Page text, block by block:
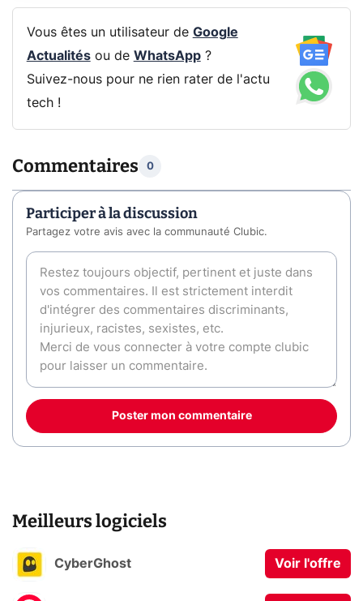
Vous êtes un utilisateur de Google
Actualitésou de WhatsApp?
Suivez-nous pour ne rien rater de l'actu
tech !
Commentaires 0
Participer à la discussion
Partagez votre avis avec la communauté Clubic.
Poster mon commentaire
Meilleurs logiciels
CyberGhost Voir l'offre